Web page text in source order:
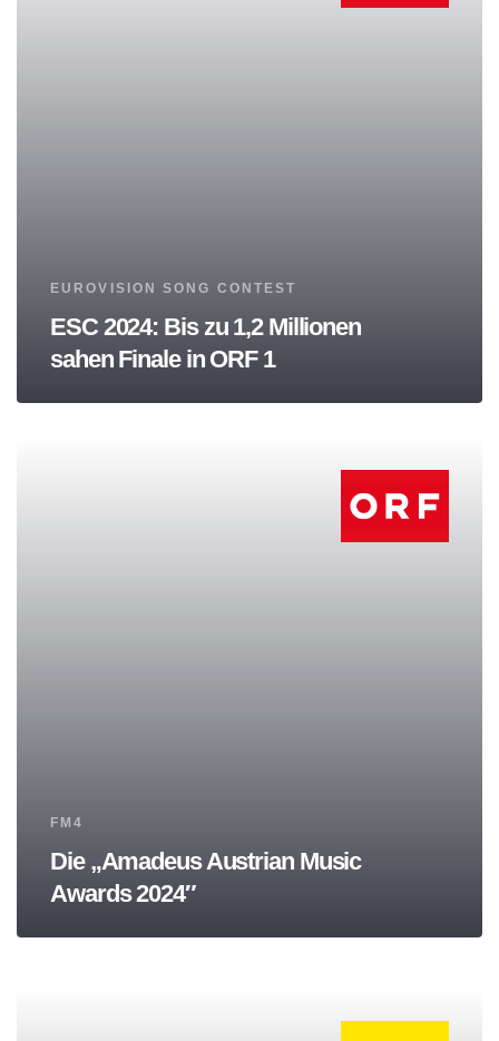
Tags
EUROVISION SONG CONTEST
ESC 2024: Bis zu 1,2 Millionen
sahen Finale in ORF 1
Tags
FM4
Die „Amadeus Austrian Music
Awards 2024″